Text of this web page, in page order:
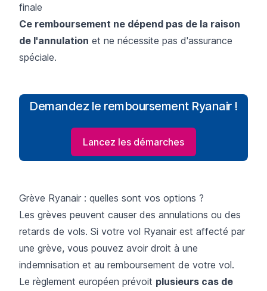
finale
Ce remboursement ne dépend pas de la raison
de l'annulation et ne nécessite pas d'assurance
spéciale.
Demandez le remboursement Ryanair !
Lancez les démarches
Grève Ryanair : quelles sont vos options ?
Les grèves peuvent causer des annulations ou des
retards de vols. Si votre vol Ryanair est affecté par
une grève, vous pouvez avoir droit à une
indemnisation et au remboursement de votre vol.
Le règlement européen prévoit plusieurs cas de